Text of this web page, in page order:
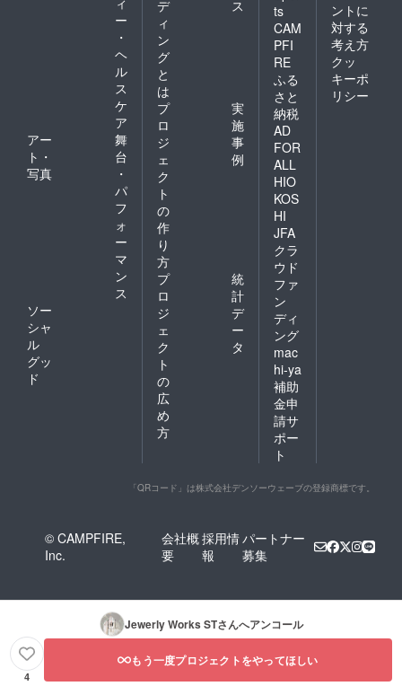
ー
・
ヘ
ル
ス
ケ
ア
アー
ト・
写真
舞
台
・
パ
フ
ォ
ー
マ
ン
ス
ソー
シャ
ル
グッ
ド
デ
ィ
ン
グ
と
は
ス
プ
ロ
ジ
ェ
ク
ト
の
作
り
方
実
施
事
例
プ
ロ
ジ
ェ
ク
ト
の
広
め
方
統
計
デ
ー
タ
ts
CAM
PFI
RE
ふる
さと
納税
AD
FOR
ALL
HIO
KOS
HI
JFA
クラ
ウド
ファ
ン
ディ
ング
mac
hi-ya
補助
金申
請サ
ポー
ト
ントに
対する
考え方
クッ
キーポ
リシー
「QRコード」は株式会社デンソーウェーブの登録商標です。
© CAMPFIRE,
Inc.
会社概
要
採用情
報
パートナー
募集
Jewerly Works STさんへアンコール
4
もう一度プロジェクトをやってほしい